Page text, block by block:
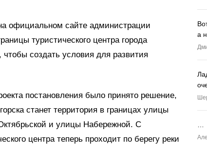
официальном сайте администрации
туристического центра города
создать условия для развития
постановления было принято решение,
станет территория в границах улицы
и улицы Набережной. С
центра теперь проходит по берегу реки
а